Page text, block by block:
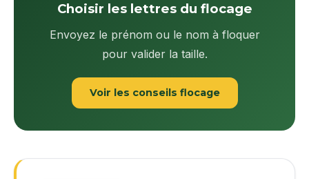
Choisir les lettres du flocage
Envoyez le prénom ou le nom à floquer
pour valider la taille.
Voir les conseils flocage